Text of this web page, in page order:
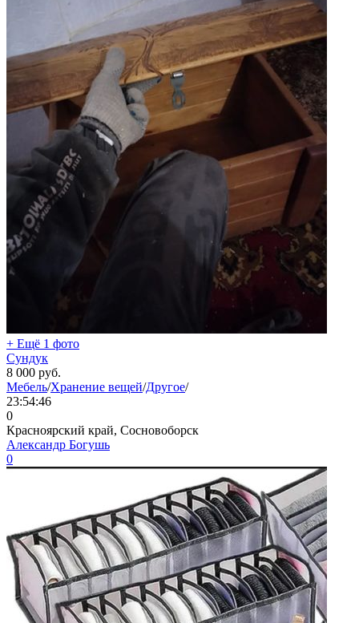
+ Ещё 1 фото
Сундук
8 000 руб.
Мебель/Хранение вещей/Другое/
23:54:46
0
Красноярский край, Сосновоборск
Александр Богушь
0